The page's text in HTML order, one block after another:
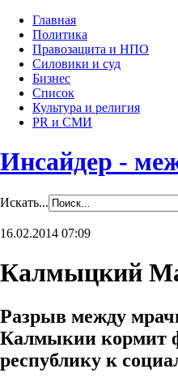
Главная
Политика
Правозащита и НПО
Силовики и суд
Бизнес
Список
Культура и религия
PR и СМИ
Инсайдер -
Искать...
16.02.2014 07:09
Калмыцкий
Разрыв между
Калмыкии кормит
республику к